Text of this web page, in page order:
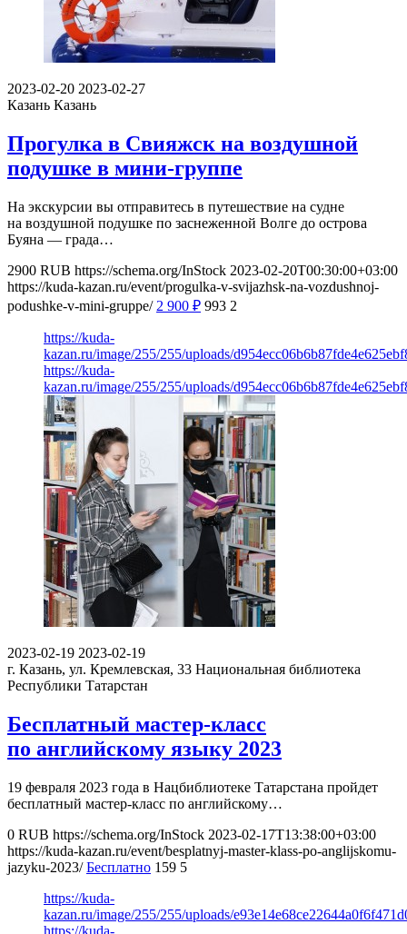
2023-02-20 2023-02-27
Казань Казань
Прогулка в Свияжск на воздушной
подушке в мини-группе
На экскурсии вы отправитесь в путешествие на судне
на воздушной подушке по заснеженной Волге до острова
Буяна — града…
2900 RUB https://schema.org/InStock 2023-02-20T00:30:00+03:00
https://kuda-kazan.ru/event/progulka-v-svijazhsk-na-vozdushnoj-
podushke-v-mini-gruppe/ 2 900 ₽ 993 2
https://kuda-
kazan.ru/image/255/255/uploads/
https://kuda-
kazan.ru/image/255/255/uploads/
2023-02-19 2023-02-19
г. Казань, ул. Кремлевская, 33 Национальная библиотека
Республики Татарстан
Бесплатный мастер-класс
по английскому языку 2023
19 февраля 2023 года в Нацбиблиотеке Татарстана пройдет
бесплатный мастер-класс по английскому…
0 RUB https://schema.org/InStock 2023-02-17T13:38:00+03:00
https://kuda-kazan.ru/event/besplatnyj-master-klass-po-anglijskomu-
jazyku-2023/ Бесплатно 159 5
https://kuda-
kazan.ru/image/255/255/uploads/
https://kuda-